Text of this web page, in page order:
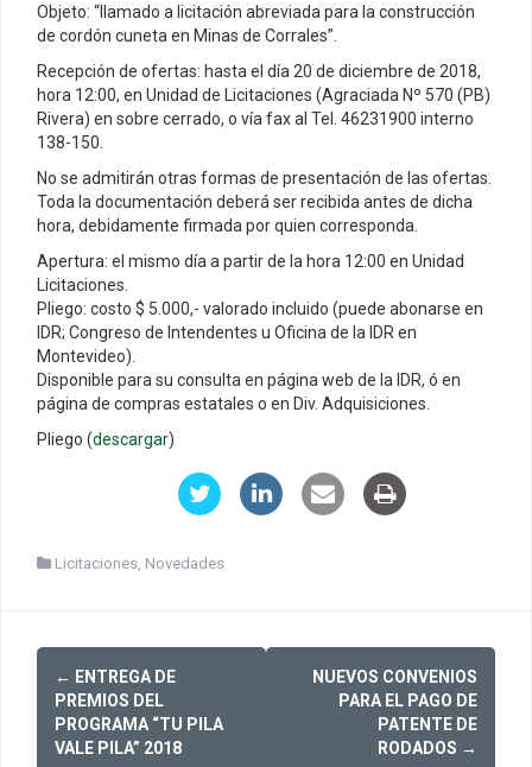
Objeto: “llamado a licitación abreviada para la construcción
de cordón cuneta en Minas de Corrales”.
Recepción de ofertas: hasta el día 20 de diciembre de 2018,
hora 12:00, en Unidad de Licitaciones (Agraciada Nº 570 (PB)
Rivera) en sobre cerrado, o vía fax al Tel. 46231900 interno
138-150.
No se admitirán otras formas de presentación de las ofertas.
Toda la documentación deberá ser recibida antes de dicha
hora, debidamente firmada por quien corresponda.
Apertura: el mismo día a partir de la hora 12:00 en Unidad
Licitaciones.
Pliego: costo $ 5.000,- valorado incluido (puede abonarse en
IDR; Congreso de Intendentes u Oficina de la IDR en
Montevideo).
Disponible para su consulta en página web de la IDR, ó en
página de compras estatales o en Div. Adquisiciones.
Pliego (descargar)
Licitaciones Novedades
Post
navigation
← ENTREGA DE
PREMIOS DEL
PROGRAMA “TU PILA
VALE PILA” 2018
NUEVOS CONVENIOS
PARA EL PAGO DE
PATENTE DE
RODADOS →